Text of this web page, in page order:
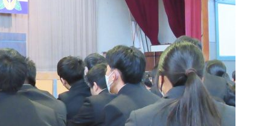
Zoological Sciences Food